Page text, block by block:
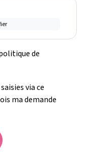
de
via ce
ma demande